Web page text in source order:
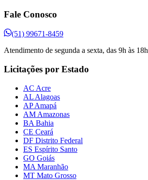
Fale Conosco
(51) 99671-8459
Atendimento de segunda a sexta, das 9h às 18h
Licitações por Estado
AC Acre
AL Alagoas
AP Amapá
AM Amazonas
BA Bahia
CE Ceará
DF Distrito Federal
ES Espírito Santo
GO Goiás
MA Maranhão
MT Mato Grosso